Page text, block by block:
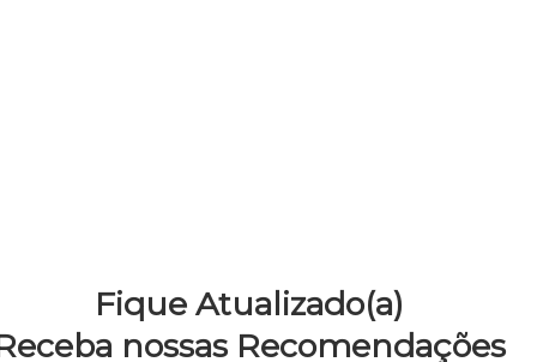
Fique Atualizado(a)
nossas Recomendações